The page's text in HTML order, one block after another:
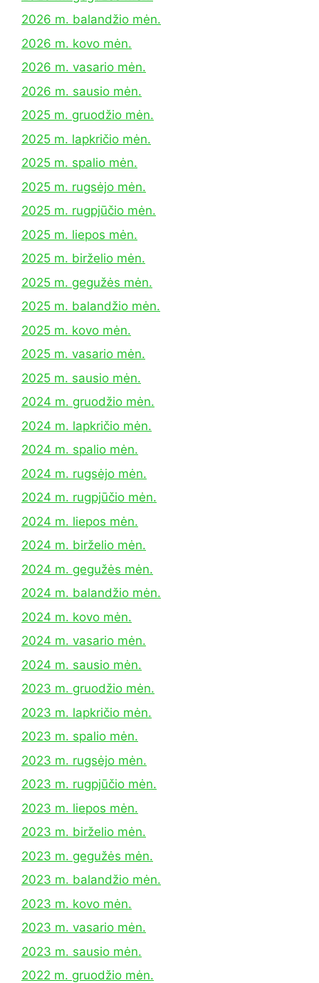
2026 m. balandžio mėn.
2026 m. kovo mėn.
2026 m. vasario mėn.
2026 m. sausio mėn.
2025 m. gruodžio mėn.
2025 m. lapkričio mėn.
2025 m. spalio mėn.
2025 m. rugsėjo mėn.
2025 m. rugpjūčio mėn.
2025 m. liepos mėn.
2025 m. birželio mėn.
2025 m. gegužės mėn.
2025 m. balandžio mėn.
2025 m. kovo mėn.
2025 m. vasario mėn.
2025 m. sausio mėn.
2024 m. gruodžio mėn.
2024 m. lapkričio mėn.
2024 m. spalio mėn.
2024 m. rugsėjo mėn.
2024 m. rugpjūčio mėn.
2024 m. liepos mėn.
2024 m. birželio mėn.
2024 m. gegužės mėn.
2024 m. balandžio mėn.
2024 m. kovo mėn.
2024 m. vasario mėn.
2024 m. sausio mėn.
2023 m. gruodžio mėn.
2023 m. lapkričio mėn.
2023 m. spalio mėn.
2023 m. rugsėjo mėn.
2023 m. rugpjūčio mėn.
2023 m. liepos mėn.
2023 m. birželio mėn.
2023 m. gegužės mėn.
2023 m. balandžio mėn.
2023 m. kovo mėn.
2023 m. vasario mėn.
2023 m. sausio mėn.
2022 m. gruodžio mėn.